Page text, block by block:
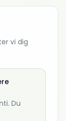
vi dig
Du